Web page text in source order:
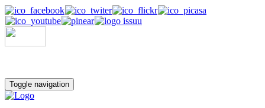
Toggle navigation